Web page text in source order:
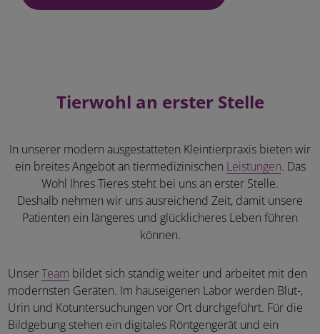
Tierwohl an erster Stelle
In unserer modern ausgestatteten Kleintierpraxis bieten wir
ein breites Angebot an tiermedizinischen Leistungen. Das
Wohl Ihres Tieres steht bei uns an erster Stelle.
Deshalb nehmen wir uns ausreichend Zeit, damit unsere
Patienten ein längeres und glücklicheres Leben führen
können.
Unser Team bildet sich ständig weiter und arbeitet mit den
modernsten Geräten. Im hauseigenen Labor werden Blut-,
Urin und Kotuntersuchungen vor Ort durchgeführt. Für die
Bildgebung stehen ein digitales Röntgengerät und ein